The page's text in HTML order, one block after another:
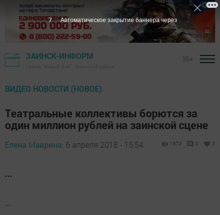
ЗАИНСК-ИНФОРМ
ВИДЕО НОВОСТИ (НОВОЕ)
Театральные коллективы борются за
один миллион рублей на заинской сцене
Елена Маврина, 6 апреля 2018 - 15:54 1873 0 3
...
...
6 Автоматическое закрытие баннера через